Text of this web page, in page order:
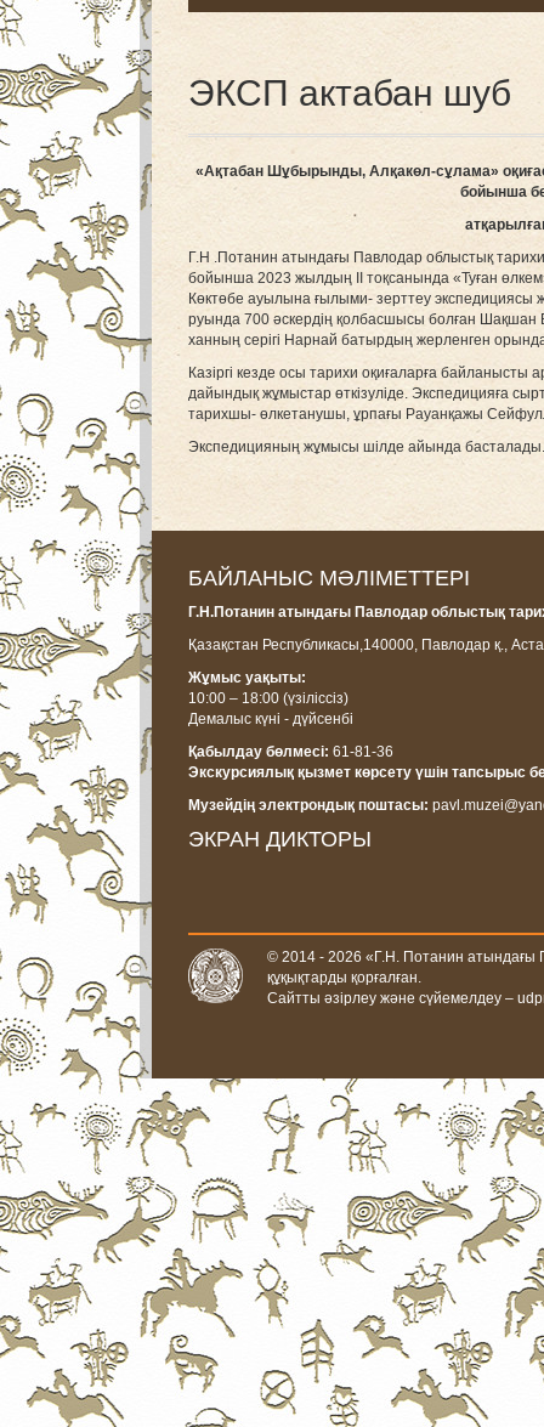
ЭКСП актабан шуб
«Ақтабан Шұбырынды, Алқакөл-сұлама»
бойынша
Г.Н .Потанин атындағы Павлодар облыстық
бойынша 2023 жылдың II тоқсанында «Туған
Көктөбе ауылына ғылыми- зерттеу экспедициясы
руында 700 әскердің қолбасшысы болған
ханның серігі Нарнай батырдың жерленген
Казіргі кезде осы тарихи оқиғаларға
дайындық жұмыстар өткізуліде. Экспедицияға
тарихшы- өлкетанушы, ұрпағы Рауанқажы
Экспедицияның жұмысы шілде айында басталады.
БАЙЛАНЫС МӘЛІМЕТТЕРІ
Г.Н.Потанин атындағы Павлодар облыстық
Қазақстан Республикасы,140000, Павлодар қ.,
Жұмыс уақыты:
10:00 – 18:00 (үзіліссіз)
Демалыс күні - дүйсенбі
Қабылдау бөлмесі: 61-81-36
Экскурсиялық қызмет көрсету үшін тапсырыс
Музейдің электрондық поштасы:
ЭКРАН ДИКТОРЫ
© 2014 - 2026 «Г.Н. Потанин атындағы
құқықтарды қорғалған.
Сайтты әзірлеу және сүйемелдеу –